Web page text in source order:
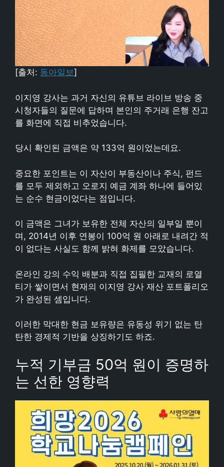
[출처: 동아일보]
이지영 강사는 과거 자신의 유튜브 라이브 방송 중
시청자들의 질문에 답하며 본인의 주거래 은행 잔고
를 화면에 직접 비추었습니다.
당시 확인된 금액은 약 133억 원이었는데요.
중요한 포인트는 이 자산이 부동산이나 주식, 펀드
를 모두 제외하고 오로지 예금 계좌 하나에 들어있
는 순수 현금이었다는 점입니다.
이 금액은 그녀가 보유한 전체 자산의 일부일 뿐이
며, 2014년 이후 연봉이 100억 원 아래로 내려간 적
이 없다는 사실도 함께 밝혀 화제를 모았습니다.
온라인 강의 수익 배분과 직접 집필한 교재의 로열
티가 쌓이면서 현재의 이지영 강사 재산 포트폴리오
가 완성된 셈입니다.
이러한 막대한 현금 보유량은 유동성 위기 없는 탄
탄한 경제적 기반을 상징하기도 하죠.
누적 기부금 50억 원이 증명하
는 선한 영향력